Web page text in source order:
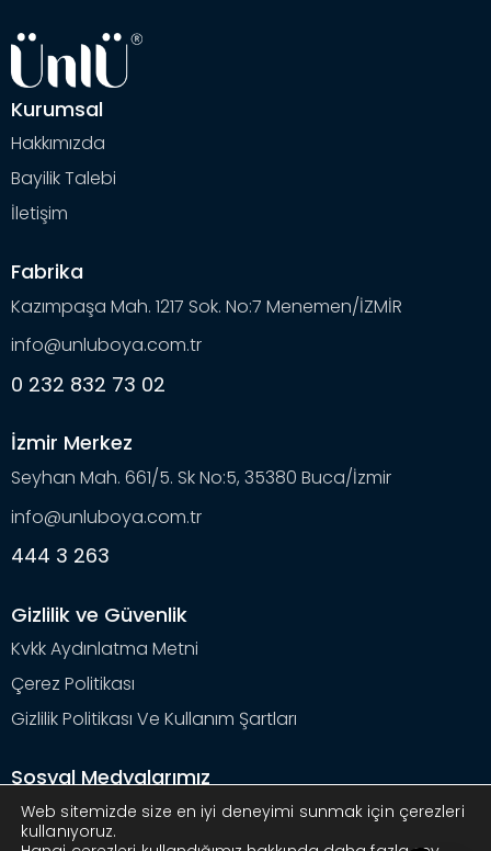
Kurumsal
Hakkımızda
Bayilik Talebi
İletişim
Fabrika
Kazımpaşa Mah. 1217 Sok. No:7 Menemen/İZMİR
info@unluboya.com.tr
0 232 832 73 02
İzmir Merkez
Seyhan Mah. 661/5. Sk No:5, 35380 Buca/İzmir
info@unluboya.com.tr
444 3 263
Gizlilik ve Güvenlik
Kvkk Aydınlatma Metni
Çerez Politikası
Gizlilik Politikası Ve Kullanım Şartları
Sosyal Medyalarımız
Web sitemizde size en iyi deneyimi sunmak için çerezleri
kullanıyoruz.